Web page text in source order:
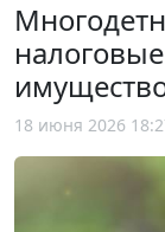
18 июня 2026